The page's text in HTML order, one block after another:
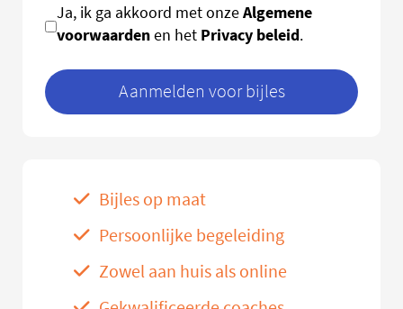
Ja, ik ga akkoord met onzeAlgemene
voorwaardenen het Privacy beleid.
Aanmelden voor bijles
Bijles op maat
Persoonlijke begeleiding
Zowel aan huis als online